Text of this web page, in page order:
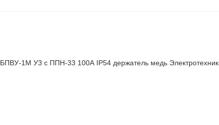
1М У3 с ППН-33 100А IP54 держатель медь Электротехник